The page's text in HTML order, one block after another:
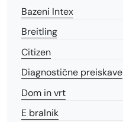
Bazeni Intex
Breitling
Citizen
Diagnostične preiskave
Dom in vrt
E bralnik